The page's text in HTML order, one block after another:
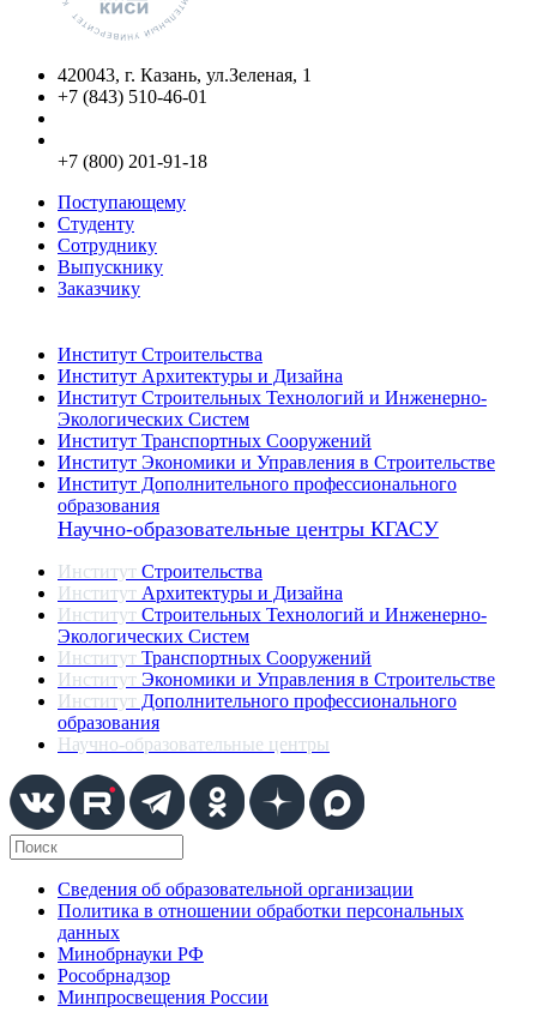
420043, г. Казань, ул.Зеленая, 1
+7 (843) 510-46-01
+7 (800) 201-91-18
Поступающему
Студенту
Сотруднику
Выпускнику
Заказчику
Институт Строительства
Институт Архитектуры и Дизайна
Институт Строительных Технологий и Инженерно-
Экологических Систем
Институт Транспортных Сооружений
Институт Экономики и Управления в Строительстве
Институт Дополнительного профессионального
образования
Научно-образовательные центры КГАСУ
Институт Строительства
Институт Архитектуры и Дизайна
Институт Строительных Технологий и Инженерно-
Экологических Систем
Институт Транспортных Сооружений
Институт Экономики и Управления в Строительстве
Институт Дополнительного профессионального
образования
Научно-образовательные центры
Сведения об образовательной организации
Политика в отношении обработки персональных
данных
Минобрнауки РФ
Рособрнадзор
Минпросвещения России